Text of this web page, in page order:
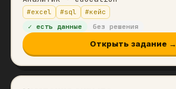
#excel #sql #кейс
✓ есть данные
без решения
Открыть задание →